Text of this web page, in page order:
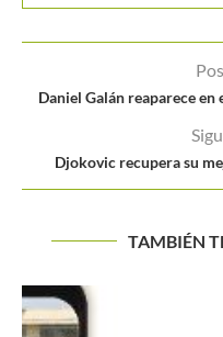
Daniel Galán reaparece
Djokovic recupera su
TAMBIÉN